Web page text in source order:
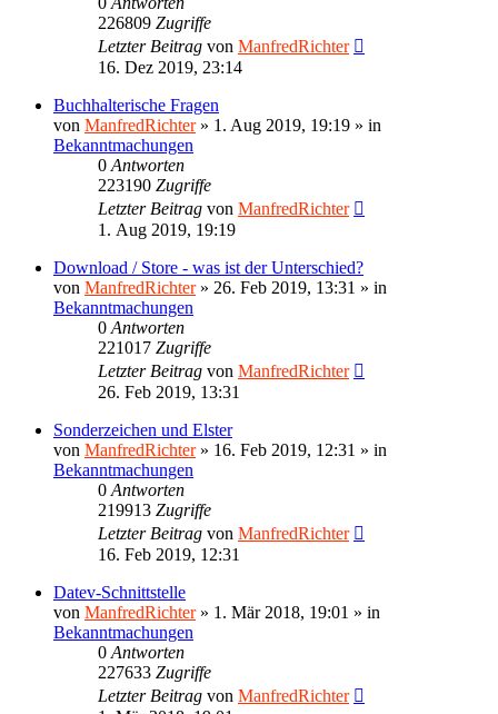
226809 Zugriffe
Letzter Beitrag von ManfredRichter
16. Dez 2019, 23:14
Buchhalterische Fragen
von ManfredRichter» 1. Aug 2019, 19:19 » in
Bekanntmachungen
0 Antworten
223190 Zugriffe
Letzter Beitrag von ManfredRichter
1. Aug 2019, 19:19
Download / Store - was ist der Unterschied?
von ManfredRichter» 26. Feb 2019, 13:31 » in
Bekanntmachungen
0 Antworten
221017 Zugriffe
Letzter Beitrag von ManfredRichter
26. Feb 2019, 13:31
Sonderzeichen und Elster
von ManfredRichter» 16. Feb 2019, 12:31 » in
Bekanntmachungen
0 Antworten
219913 Zugriffe
Letzter Beitrag von ManfredRichter
16. Feb 2019, 12:31
Datev-Schnittstelle
von ManfredRichter» 1. Mär 2018, 19:01 » in
Bekanntmachungen
0 Antworten
227633 Zugriffe
Letzter Beitrag von ManfredRichter